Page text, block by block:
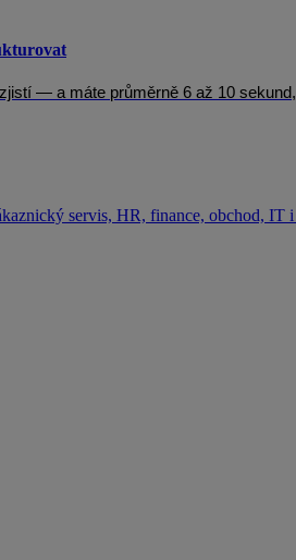
— a máte průměrně 6 až 10
servis, HR, finance, obchod,